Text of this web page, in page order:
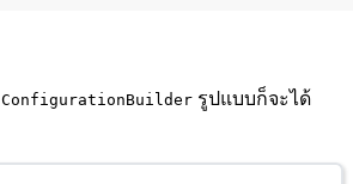
ConfigurationBuilder รูปแบบก็จะได้